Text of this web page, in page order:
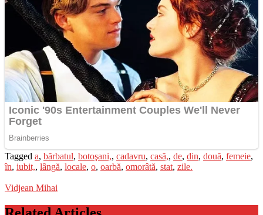
Tagged a, bărbatul, botoşani,, cadavru, casă,, de, din, două, femeie,
în, iubit,, lângă, locale, o, oarbă, omorâtă, stat, zile.
Vidjean Mihai